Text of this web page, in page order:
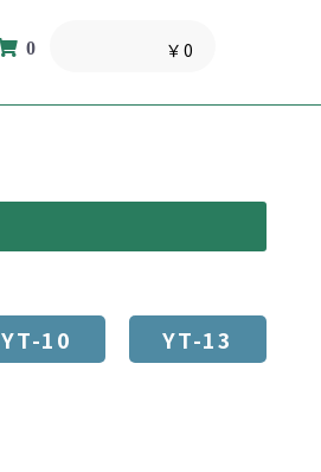
0 ￥0
YT-10 YT-13